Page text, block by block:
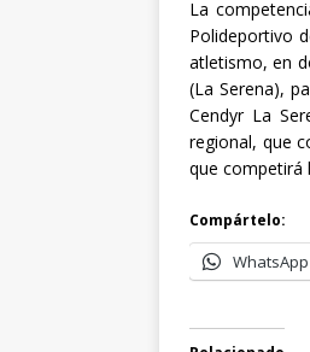
La
Polideportivo
atletismo, en
(La Serena),
Cendyr La
regional, que
que competirá
Compártelo:
WhatsApp